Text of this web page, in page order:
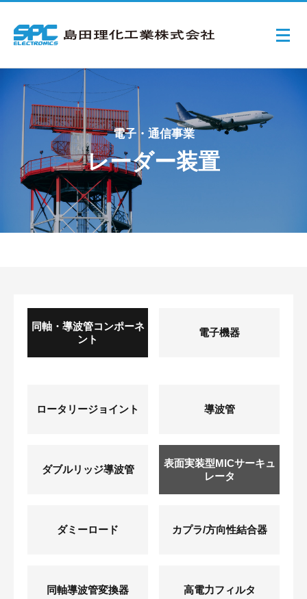
電子・通信事業
レーダー装置
同軸・導波管コンポーネ
ント
電子機器
ロータリージョイント 導波管
ダブルリッジ導波管
表面実装型MICサーキュ
レータ
ダミーロード カプラ/方向性結合器
同軸導波管変換器 高電力フィルタ